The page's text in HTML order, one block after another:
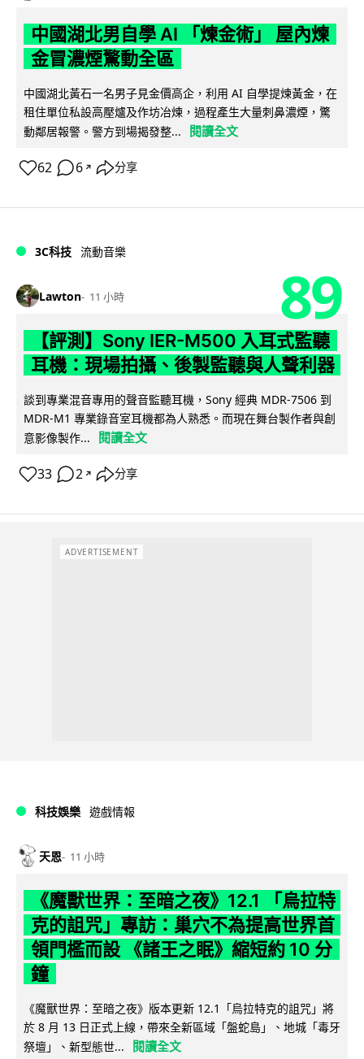
中國湖北男自學 AI 「煉金術」 屋內煉
金冒濃煙驚動全區
中國湖北黃石一名男子見金價高企，利用 AI 自學提煉黃金，在
租住單位私設高壓爐及作坊冶煉，過程產生大量刺鼻濃煙，驚
動鄰居報警。警方到場揭發整...
閱讀全文
62 6 ↗ 分享
3C科技 流動音樂
Lawton 11 小時 89
【評測】Sony IER-M500 入耳式監聽
耳機：現場拍攝、後製監聽與人聲利器
談到專業混音專用的聲音監聽耳機，Sony 經典 MDR-7506 到
MDR-M1 專業錄音室耳機都為人熟悉。而現在舞台製作者與創
意影像製作...
閱讀全文
33 2 ↗ 分享
ADVERTISEMENT
科技娛樂 遊戲情報
天恩 11 小時
《魔獸世界：至暗之夜》12.1 「烏拉特
克的詛咒」專訪：巢穴不為提高世界首
領門檻而設 《諸王之眠》縮短約 10 分
鐘
《魔獸世界：至暗之夜》版本更新 12.1「烏拉特克的詛咒」將
於 8 月 13 日正式上線，帶來全新區域「盤蛇島」、地城「毒牙
祭壇」、新型態世...
閱讀全文